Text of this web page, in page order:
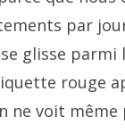
par
glisse parmi
rouge
ne voit même